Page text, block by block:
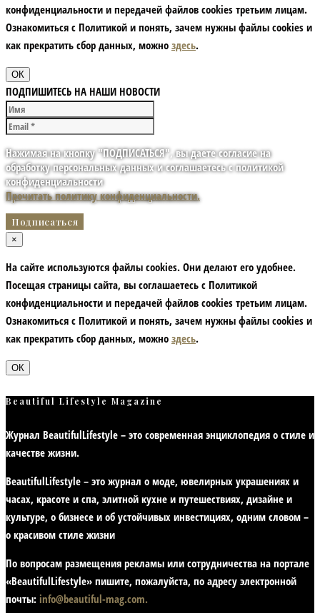
конфиденциальности и передачей файлов cookies третьим лицам.
Ознакомиться с Политикой и понять, зачем нужны файлы сookies и
как прекратить сбор данных, можно здесь.
ОК
ПОДПИШИТЕСЬ НА НАШИ НОВОСТИ
Нажимая на кнопку "ПОДПИСАТЬСЯ", вы даете согласие на
обработку персональных данных и соглашаетесь с политикой
конфиденциальности
Прочитать политику конфиденциальности.
×
На сайте используются файлы cookies. Они делают его удобнее.
Посещая страницы сайта, вы соглашаетесь с Политикой
конфиденциальности и передачей файлов cookies третьим лицам.
Ознакомиться с Политикой и понять, зачем нужны файлы сookies и
как прекратить сбор данных, можно здесь.
ОК
Beautiful Lifestyle Magazine
Журнал BeautifulLifestyle – это современная энциклопедия о стиле и
качестве жизни.
BeautifulLifestyle – это журнал о моде, ювелирных украшениях и
часах, красоте и спа, элитной кухне и путешествиях, дизайне и
культуре, о бизнесе и об устойчивых инвестициях, одним словом –
о красивом стиле жизни
По вопросам размещения рекламы или сотрудничества на портале
«BeautifulLifestyle» пишите, пожалуйста, по адресу электронной
почты: info@beautiful-mag.com.